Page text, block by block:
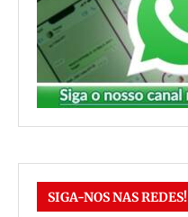
SIGA-NOS NAS REDES!